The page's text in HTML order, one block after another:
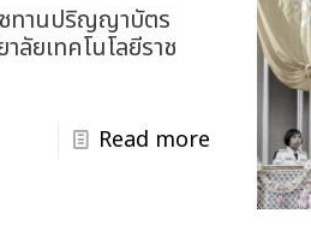
ทานปริญญาบัตร
ลัยเทคโนโลยีราช
Read more